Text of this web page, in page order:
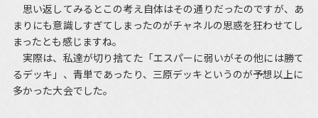
思い返してみるとこの考え自体はその通りだったのですが、あ
まりにも意識しすぎてしまったのがチャネルの思惑を狂わせてし
まったとも感じますね。
実際は、私達が切り捨てた「エスパーに弱いがその他には勝て
るデッキ」、青単であったり、三原デッキというのが予想以上に
多かった大会でした。